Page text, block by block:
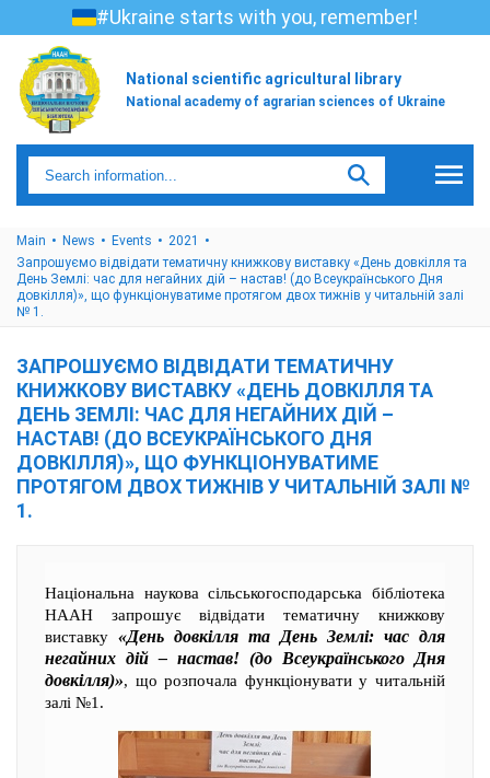
#Ukraine starts with you, remember!
National scientific agricultural library
National academy of agrarian sciences of Ukraine
Main News Events
2021
Запрошуємо відвідати тематичну книжкову виставку «День довкілля та
День Землі: час для негайних дій – настав! (до Всеукраїнського Дня
довкілля)», що функціонуватиме протягом двох тижнів у читальній залі
№ 1.
ЗАПРОШУЄМО ВІДВІДАТИ ТЕМАТИЧНУ
КНИЖКОВУ ВИСТАВКУ «ДЕНЬ ДОВКІЛЛЯ ТА
ДЕНЬ ЗЕМЛІ: ЧАС ДЛЯ НЕГАЙНИХ ДІЙ –
НАСТАВ! (ДО ВСЕУКРАЇНСЬКОГО ДНЯ
ДОВКІЛЛЯ)», ЩО ФУНКЦІОНУВАТИМЕ
ПРОТЯГОМ ДВОХ ТИЖНІВ У ЧИТАЛЬНІЙ ЗАЛІ №
1.
Національна наукова сільськогосподарська бібліотека
НААН запрошує відвідати тематичну книжкову
виставку «День довкілля та День Землі: час для
негайних дій – настав! (до Всеукраїнського Дня
довкілля)», що розпочала функціонувати у читальній
залі №1.